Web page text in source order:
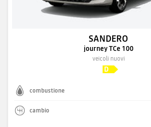
SANDERO
journey TCe 100
veicoli nuovi
combustione
cambio